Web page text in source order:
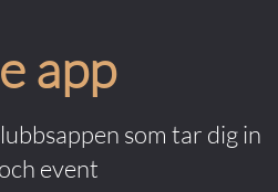
app
som tar dig in
event